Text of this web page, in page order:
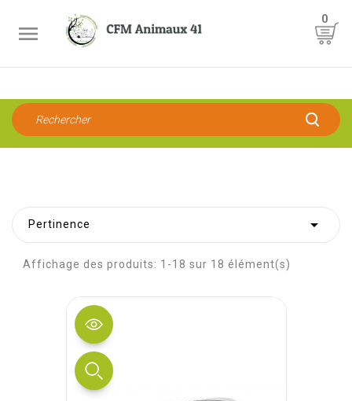

0
Pertinence 
Affichage des produits: 1-18 sur 18 élément(s)